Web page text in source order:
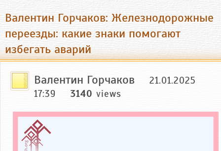
Валентин Горчаков: Железнодорожные
переезды: какие знаки помогают
избегать аварий
Валентин Горчаков
21.01.2025
17:39
3140 views